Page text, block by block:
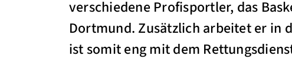
verschiedene Profisportler, das
Dortmund. Zusätzlich arbeitet er in
ist somit eng mit dem